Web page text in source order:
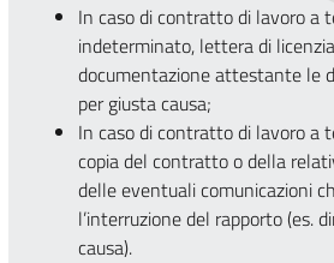
In caso di contratto di lavoro a
indeterminato, lettera di
documentazione attestante le
per giusta causa;
In caso di contratto di lavoro a
copia del contratto o della
delle eventuali comunicazioni
l’interruzione del rapporto (es.
causa).